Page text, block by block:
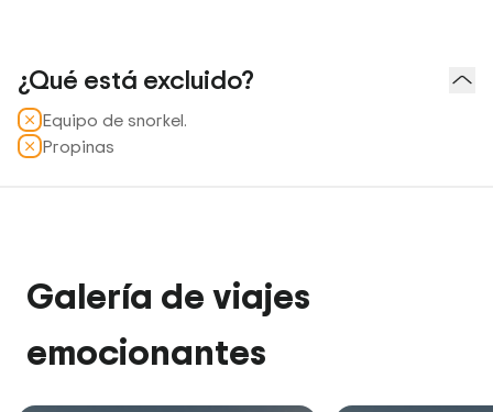
¿Qué está excluido?
Equipo de snorkel.
Propinas
Galería de viajes
emocionantes